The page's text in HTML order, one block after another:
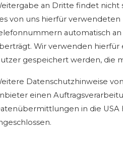
an Dritte findet nicht
von uns hierfür
automatisch
Wir verwenden hierfür
gespeichert werden, die
Datenschutzhinweise
einen
in die USA